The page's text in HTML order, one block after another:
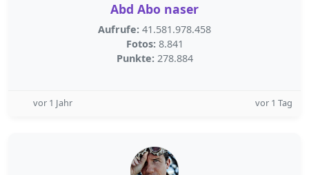
Abd Abo naser
Aufrufe: 41.581.978.458
Fotos: 8.841
Punkte: 278.884
vor 1 Jahr vor 1 Tag